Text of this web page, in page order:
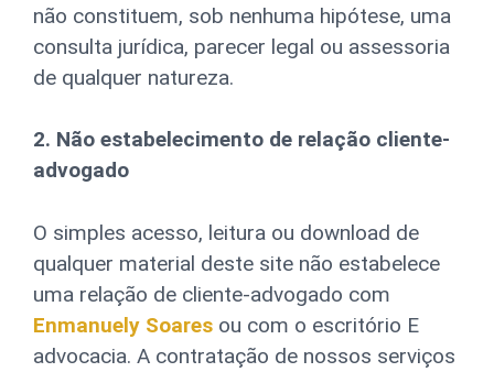
não constituem, sob nenhuma hipótese, uma
consulta jurídica, parecer legal ou assessoria
de qualquer natureza.
2. Não estabelecimento de relação cliente-
advogado
O simples acesso, leitura ou download de
qualquer material deste site não estabelece
uma relação de cliente-advogado com
Enmanuely Soares ou com o escritório E
advocacia. A contratação de nossos serviços